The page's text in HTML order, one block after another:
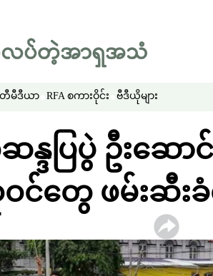
မီဒီယာ RFA စကားဝိုင်း ဗီဒီယိုများ
န္ဒပြပွဲ ဦးဆေ
ဝင်တွေ ဖမ်းဆီး